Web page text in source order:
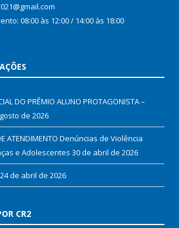
08:00 às 12:00 / 14:00 às 18:00
DO PRÊMIO ALUNO PROTAGONISTA –
de 2026
ATENDIMENTO Denúncias de Violência
e Adolescentes 30 de abril de 2026
24 de abril de 2026
CR2